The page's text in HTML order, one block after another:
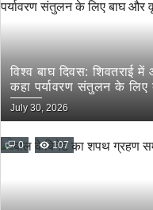
विश्व बाघ दिवस: शिवतराई
कहा पर्यावरण संतुलन के लिए
July 30, 2026
0 107